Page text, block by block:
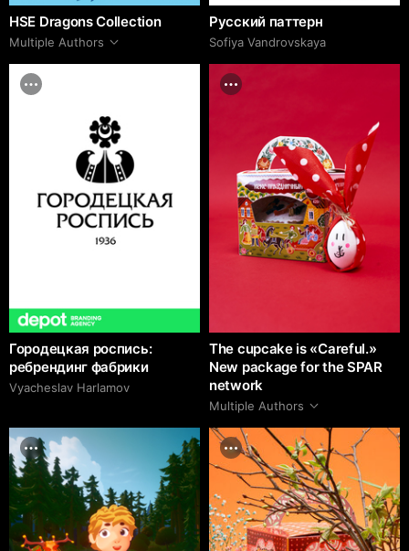
HSE Dragons Collection
Multiple Authors
Русский паттерн
Sofiya Vandrovskaya
Городецкая роспись:
ребрендинг фабрики
Vyacheslav Harlamov
The cupcake is «Careful.»
New package for the SPAR
network
Multiple Authors